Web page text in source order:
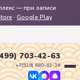
— при записи
· Google Play
703-42-63
+7(929) 680-83-36